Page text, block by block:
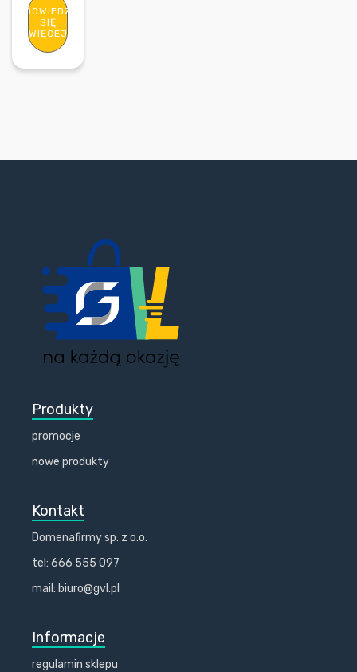
DOWIEDZ
SIĘ
WIĘCEJ
Produkty
promocje
nowe produkty
Kontakt
Domenafirmy sp. z o.o.
tel: 666 555 097
mail: biuro@gvl.pl
Informacje
regulamin sklepu